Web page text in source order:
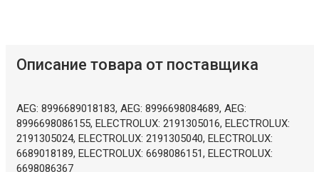
Описание товара от поставщика
AEG: 8996689018183, AEG: 8996698084689, AEG:
8996698086155, ELECTROLUX: 2191305016, ELECTROLUX:
2191305024, ELECTROLUX: 2191305040, ELECTROLUX:
6689018189, ELECTROLUX: 6698086151, ELECTROLUX:
6698086367